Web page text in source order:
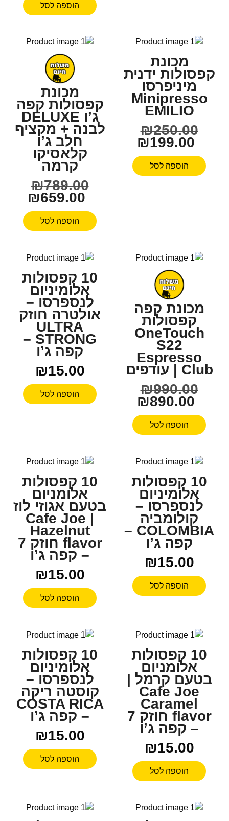
הוספה לסל
מכונת
קפסולות ידנית
מיניפרסו
Minipresso
EMILIO
₪250.00
₪199.00
הוספה לסל
מכונת
קפסולות קפה
ג’ו DELUXE
לבנה + מקציף
חלב ג’ו
קלאסיקו
קרמה
₪789.00
₪659.00
הוספה לסל
מכונת קפה
קפסולות
OneTouch
S22
Espresso
Club | עודפים
₪990.00
₪890.00
הוספה לסל
10 קפסולות
אלומיניום
לנספרסו –
אולטרה חוזק
ULTRA
STRONG –
קפה ג’ו
₪15.00
הוספה לסל
10 קפסולות
אלומיניום
לנספרסו –
קולומביה
COLOMBIA –
קפה ג’ו
₪15.00
הוספה לסל
10 קפסולות
אלומניום
בטעם אגוזי לוז
| Cafe Joe
Hazelnut
flavor חוזק 7
– קפה ג’ו
₪15.00
הוספה לסל
10 קפסולות
אלומניום
בטעם קרמל |
Cafe Joe
Caramel
flavor חוזק 7
– קפה ג’ו
₪15.00
הוספה לסל
10 קפסולות
אלומיניום
לנספרסו –
קוסטה ריקה
COSTA RICA
– קפה ג’ו
₪15.00
הוספה לסל